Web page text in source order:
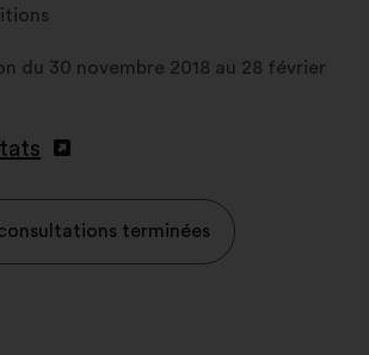
du 30 novembre 2018 au 28 février
terminées